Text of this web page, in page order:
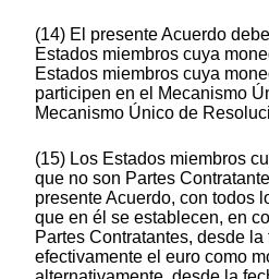
(14) El presente Acuerdo
Estados miembros cuya
Estados miembros cuya
participen en el Mecanismo
Mecanismo Único de
(15) Los Estados miembros
que no son Partes
presente Acuerdo, con todos
que en él se establecen, en
Partes Contratantes, desde
efectivamente el euro como